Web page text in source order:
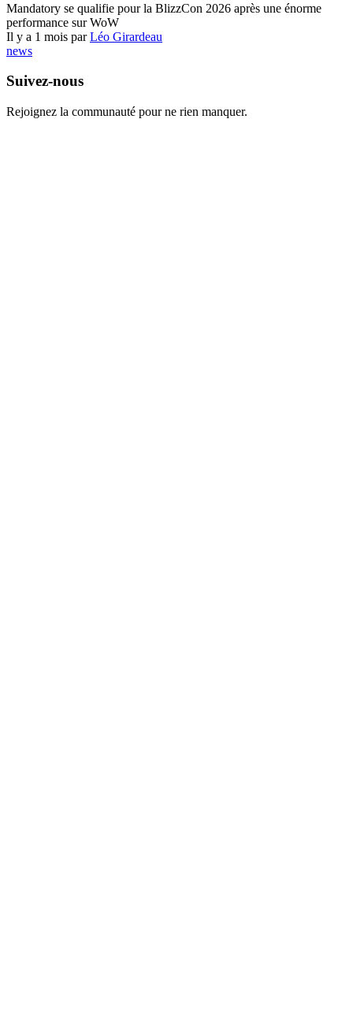
Mandatory se qualifie pour la BlizzCon 2026 après une énorme
performance sur WoW
Il y a 1 mois parLéo Girardeau
news
Suivez-nous
Rejoignez la communauté pour ne rien manquer.